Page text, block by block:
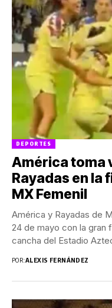
DEPORTES
América toma
Rayadas en la
MX Femenil
América y Rayadas de
24 de mayo con la gran
cancha del Estadio
POR:ALEXIS FERNÁNDEZ